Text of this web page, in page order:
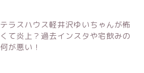
テラスハウス軽井沢ゆいちゃんが怖
くて炎上？過去インスタや宅飲みの
何が悪い！